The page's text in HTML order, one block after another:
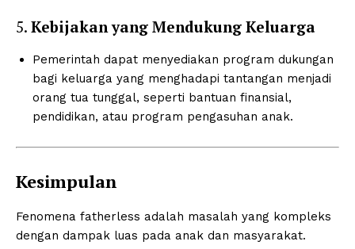
News Week
Magazine PRO
5. Kebijakan yang Mendukung Keluarga
Pemerintah dapat menyediakan program dukungan
bagi keluarga yang menghadapi tantangan menjadi
orang tua tunggal, seperti bantuan finansial,
pendidikan, atau program pengasuhan anak.
Kesimpulan
Fenomena fatherless adalah masalah yang kompleks
dengan dampak luas pada anak dan masyarakat.